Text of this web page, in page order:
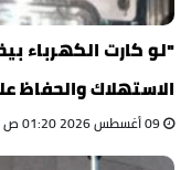
"لو كارت الكهرباء
الاستهلاك والحفاظ